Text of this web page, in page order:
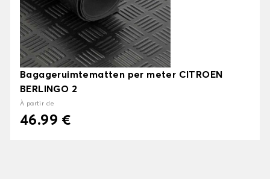
Bagageruimtematten per meter CITROEN
BERLINGO 2
À partir de
46.99 €